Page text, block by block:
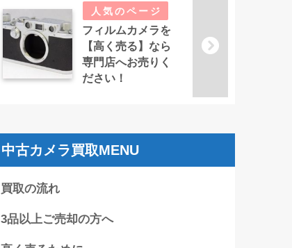
フィルムカメラを
【高く売る】なら
専門店へお売りく
ださい！
中古カメラ買取MENU
買取の流れ
3品以上ご売却の方へ